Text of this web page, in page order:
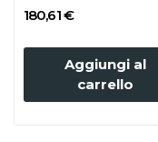
180,61 €
Aggiungi al
carrello